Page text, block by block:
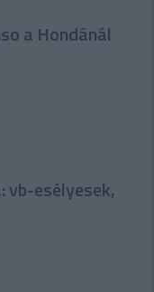
a Hondánál
vb-esélyesek,